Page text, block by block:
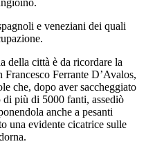
e veneziani dei quali
della città è da ricordare la
Francesco Ferrante D’Avalos,
che, dopo aver saccheggiato
di più di 5000 fanti, assediò
anche a pesanti
una evidente cicatrice sulle